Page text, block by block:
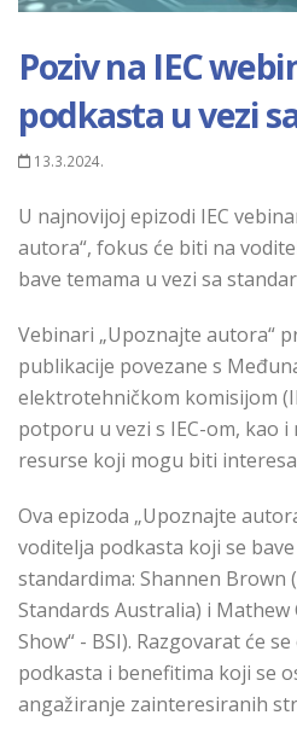
Poziv na IEC
podkasta u vezi
13.3.2024.
U najnovijoj epizodi IEC
autora“, fokus će biti na
bave temama u vezi sa
Vebinari „Upoznajte autora“
publikacije povezane s
elektrotehničkom komisijom
potporu u vezi s IEC-om, kao
resurse koji mogu biti
Ova epizoda „Upoznajte
voditelja podkasta koji se
standardima: Shannen Brown
Standards Australia) i Mathew
Show“ - BSI). Razgovarat će
podkasta i benefitima koji se
angažiranje zainteresiranih